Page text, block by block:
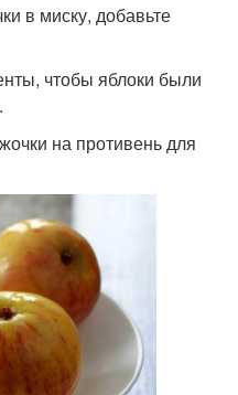
в миску, добавьте
чтобы яблоки были
на противень для